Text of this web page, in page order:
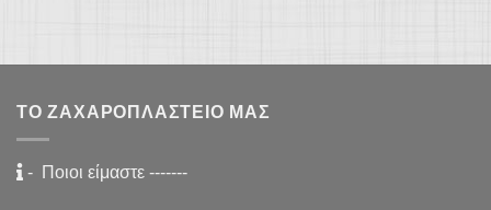
ΤΟ ΖΑΧΑΡΟΠΛΑΣΤΕΊΟ ΜΑΣ
- Ποιοι είμαστε -------